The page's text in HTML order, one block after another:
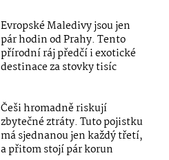
Evropské Maledivy jsou jen
pár hodin od Prahy. Tento
přírodní ráj předčí i exotické
destinace za stovky tisíc
Češi hromadně riskují
zbytečné ztráty. Tuto pojistku
má sjednanou jen každý třetí,
a přitom stojí pár korun